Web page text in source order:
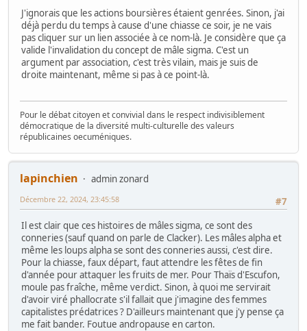
J'ignorais que les actions boursières étaient genrées. Sinon, j'ai
déjà perdu du temps à cause d'une chiasse ce soir, je ne vais
pas cliquer sur un lien associée à ce nom-là. Je considère que ça
valide l'invalidation du concept de mâle sigma. C'est un
argument par association, c'est très vilain, mais je suis de
droite maintenant, même si pas à ce point-là.
Pour le débat citoyen et convivial dans le respect indivisiblement
démocratique de la diversité multi-culturelle des valeurs
républicaines oecuméniques.
lapinchien
admin zonard
#7
Décembre 22, 2024, 23:45:58
Il est clair que ces histoires de mâles sigma, ce sont des
conneries (sauf quand on parle de Clacker). Les mâles alpha et
même les loups alpha se sont des conneries aussi, c'est dire.
Pour la chiasse, faux départ, faut attendre les fêtes de fin
d'année pour attaquer les fruits de mer. Pour Thaïs d'Escufon,
moule pas fraîche, même verdict. Sinon, à quoi me servirait
d'avoir viré phallocrate s'il fallait que j'imagine des femmes
capitalistes prédatrices ? D'ailleurs maintenant que j'y pense ça
me fait bander. Foutue andropause en carton.